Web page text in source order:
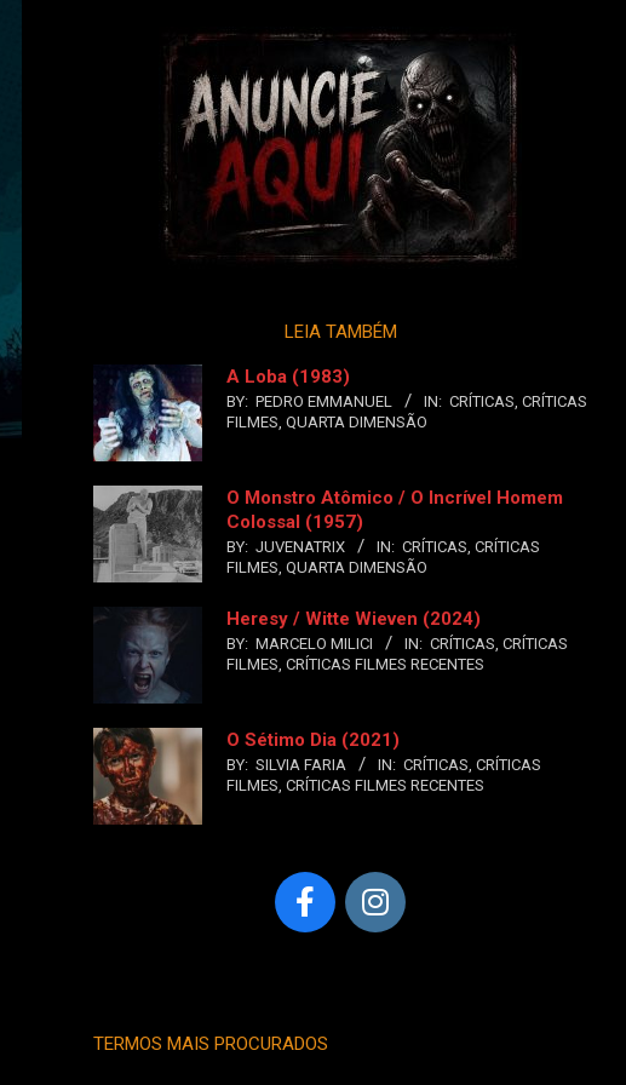
LEIA TAMBÉM
A Loba (1983)
BY: PEDRO EMMANUEL IN: CRÍTICAS, CRÍTICAS
FILMES, QUARTA DIMENSÃO
O Monstro Atômico / O Incrível Homem
Colossal (1957)
BY: JUVENATRIX IN: CRÍTICAS, CRÍTICAS
FILMES, QUARTA DIMENSÃO
Heresy / Witte Wieven (2024)
BY: MARCELO MILICI IN: CRÍTICAS, CRÍTICAS
FILMES, CRÍTICAS FILMES RECENTES
O Sétimo Dia (2021)
BY: SILVIA FARIA IN: CRÍTICAS, CRÍTICAS
FILMES, CRÍTICAS FILMES RECENTES
TERMOS MAIS PROCURADOS